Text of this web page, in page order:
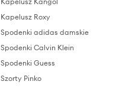
Kapelusz Roxy
Spodenki adidas damskie
Spodenki Calvin Klein
Spodenki Guess
Szorty Pinko